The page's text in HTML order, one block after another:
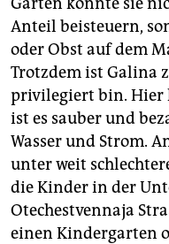
Anteil beisteuern,
oder Obst auf dem
Trotzdem ist Galina
privilegiert bin. Hier
ist es sauber und
Wasser und Strom.
unter weit
die Kinder in der
Otechestvennaja
einen Kindergarten